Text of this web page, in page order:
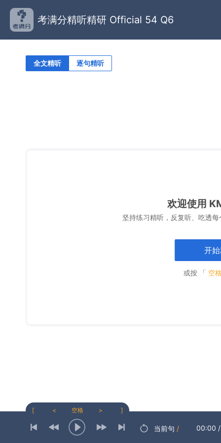
考满分精听精研 Official 54 Q6
全文精听 逐句精听
欢迎使用
坚持练习精听，反复听、吃透
开
或按 「 空
[ < 空格 > ]
当前句 / 00:00 /